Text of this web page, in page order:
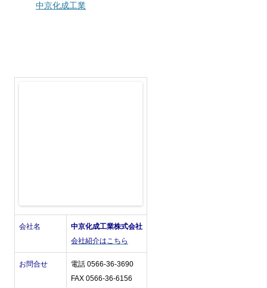
中京化成工業
会社名
中京化成工業株式会社
会社紹介はこちら
お問合せ
電話 0566-36-3690
FAX 0566-36-6156